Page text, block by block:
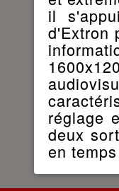
il
d'Extron
réglage
deux
en